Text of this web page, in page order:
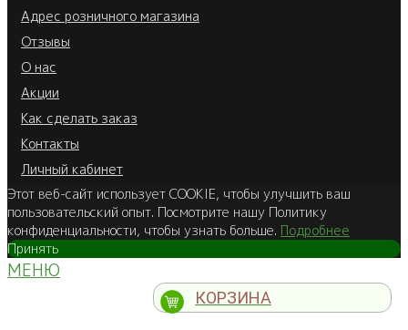
Адрес розничного магазина
Отзывы
О нас
Акции
Как сделать заказ
Контакты
Личный кабинет
Этот веб-сайт использует COOKIE, чтобы улучшить ваш
пользовательский опыт. Посмотрите нашу Политику
конфиденциальности, чтобы узнать больше. Подробнее
Принять
МЕНЮ
КОРЗИНА